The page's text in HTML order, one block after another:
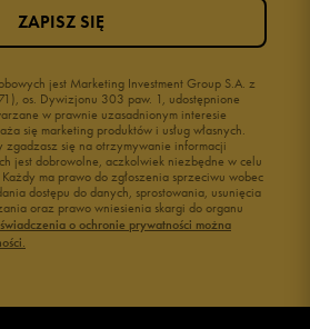
jest Marketing Investment Group S.A. z
os. Dywizjonu 303 paw. 1, udostępnione
w prawnie uzasadnionym interesie
się marketing produktów i usług własnych.
zgadzasz się na otrzymywanie informacji
jest dobrowolne, aczkolwiek niezbędne w celu
ma prawo do zgłoszenia sprzeciwu wobec
dostępu do danych, sprostowania, usunięcia
oraz prawo wniesienia skargi do organu
o ochronie prywatności można
ZAPISZ SIĘ